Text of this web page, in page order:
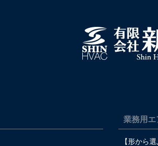
業務用エ
【形から